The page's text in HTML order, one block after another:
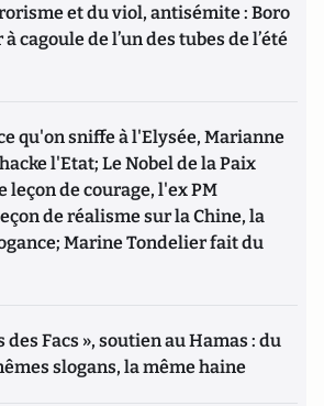
et du viol, antisémite : Boro
cagoule de l’un des tubes de l’été
qu'on sniffe à l'Elysée, Marianne
l'Etat; Le Nobel de la Paix
leçon de courage, l'ex PM
de réalisme sur la Chine, la
Marine Tondelier fait du
des Facs », soutien au Hamas : du
slogans, la même haine